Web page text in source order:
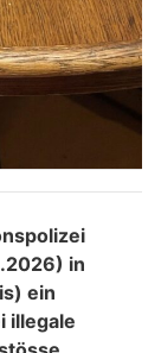
in
ein
illegale